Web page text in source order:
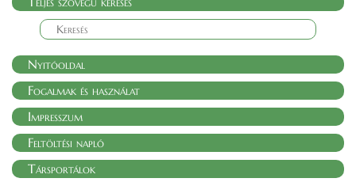
Nyitóoldal
Fogalmak és használat
Impresszum
Feltöltési napló
Társportálok